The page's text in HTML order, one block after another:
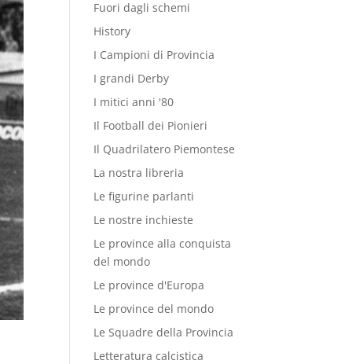
Fuori dagli schemi
History
I Campioni di Provincia
I grandi Derby
I mitici anni '80
Il Football dei Pionieri
Il Quadrilatero Piemontese
La nostra libreria
Le figurine parlanti
Le nostre inchieste
Le province alla conquista
del mondo
Le province d'Europa
Le province del mondo
Le Squadre della Provincia
Letteratura calcistica